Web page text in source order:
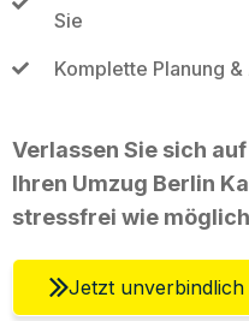
Sie
Komplette Planung
Verlassen Sie sich
Ihren Umzug Berlin
stressfrei wie
Jetzt